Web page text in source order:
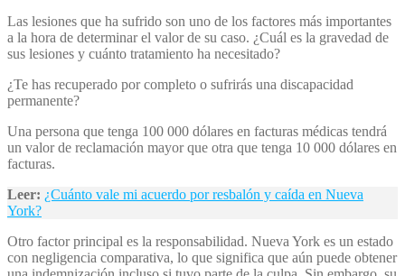
Las lesiones que ha sufrido son uno de los factores más importantes
a la hora de determinar el valor de su caso. ¿Cuál es la gravedad de
sus lesiones y cuánto tratamiento ha necesitado?
¿Te has recuperado por completo o sufrirás una discapacidad
permanente?
Una persona que tenga 100 000 dólares en facturas médicas tendrá
un valor de reclamación mayor que otra que tenga 10 000 dólares en
facturas.
Leer: ¿Cuánto vale mi acuerdo por resbalón y caída en Nueva
York?
Otro factor principal es la responsabilidad. Nueva York es un estado
con negligencia comparativa, lo que significa que aún puede obtener